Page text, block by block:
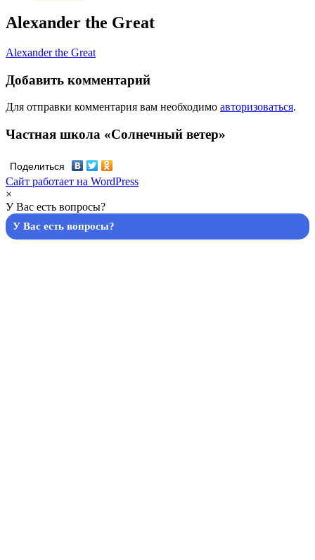
Alexander the Great
Alexander the Great
Добавить комментарий
Для отправки комментария вам необходимо авторизоваться.
Частная школа «Солнечный ветер»
Поделиться
Сайт работает на WordPress
×
У Вас есть вопросы?
У Вас есть вопросы?